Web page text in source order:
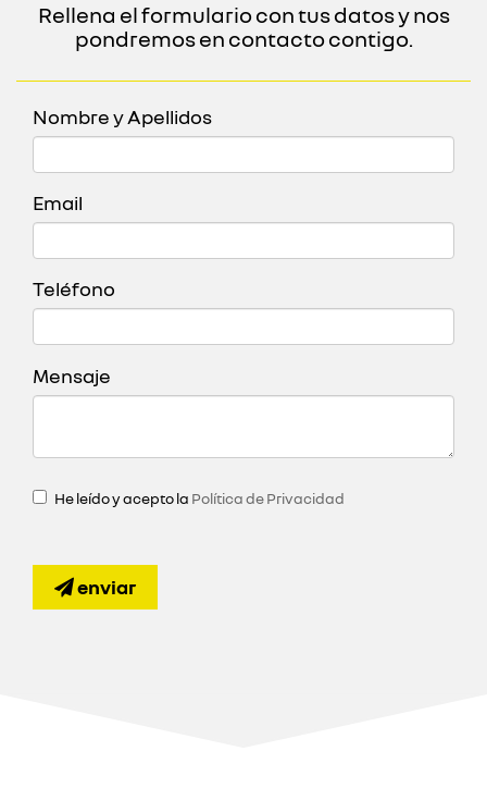
Rellena el formulario con tus datos y nos
pondremos en contacto contigo.
Nombre y Apellidos
Email
Teléfono
Mensaje
He leído y acepto la Política de Privacidad
enviar